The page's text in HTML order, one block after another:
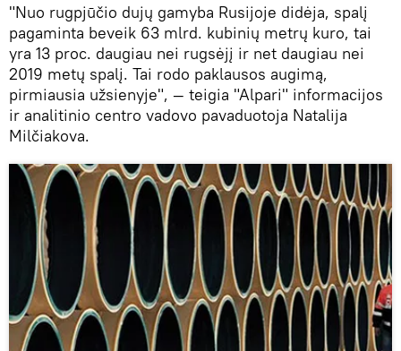
"Nuo rugpjūčio dujų gamyba Rusijoje didėja, spalį
pagaminta beveik 63 mlrd. kubinių metrų kuro, tai
yra 13 proc. daugiau nei rugsėjį ir net daugiau nei
2019 metų spalį. Tai rodo paklausos augimą,
pirmiausia užsienyje", — teigia "Alpari" informacijos
ir analitinio centro vadovo pavaduotoja Natalija
Milčiakova.